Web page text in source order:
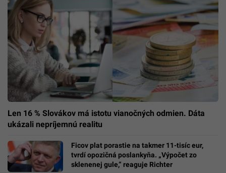
Len 16 % Slovákov má istotu vianočných odmien. Dáta
ukázali nepríjemnú realitu
Ficov plat porastie na takmer 11-tisíc eur,
tvrdí opozičná poslankyňa. „Výpočet zo
sklenenej gule,“ reaguje Richter